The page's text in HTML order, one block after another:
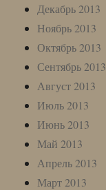
Декабрь 2013
Ноябрь 2013
Октябрь 2013
Сентябрь 2013
Август 2013
Июль 2013
Июнь 2013
Май 2013
Апрель 2013
Март 2013